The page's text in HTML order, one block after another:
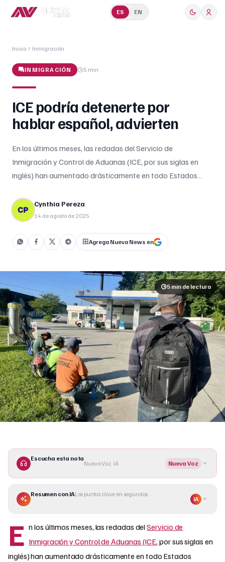
ES EN
Inicio Inmigración
INMIGRACIÓN 5 min
ICE podría detenerte por
hablar español, advierten
En los últimos meses, las redadas del Servicio de
Inmigración y Control de Aduanas (ICE, por sus siglas en
inglés) han aumentado drásticamente en todo Estados
inmigración, hablar español podría convertirse en un motivo
para que agentes federales detengan a una persona bajo
Cynthia Pereza
14 de agosto de 2025
Agrega Nueva News en
5 min de lectura
Escucha esta nota
Nueva Voz · IA Nueva Voz
Resumen con IALos puntos clave en segundos
IA
E n los últimos meses, las redadas delServicio de
Inmigración y Control de Aduanas (ICE, por sus siglas en
inglés) han aumentado drásticamente en todo Estados